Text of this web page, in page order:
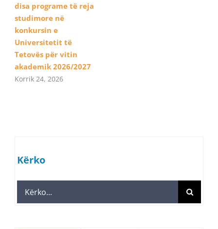
disa programe të reja
studimore në
konkursin e
Universitetit të
Tetovës për vitin
akademik 2026/2027
Korrik 24, 2026
Kërko
Search
for: